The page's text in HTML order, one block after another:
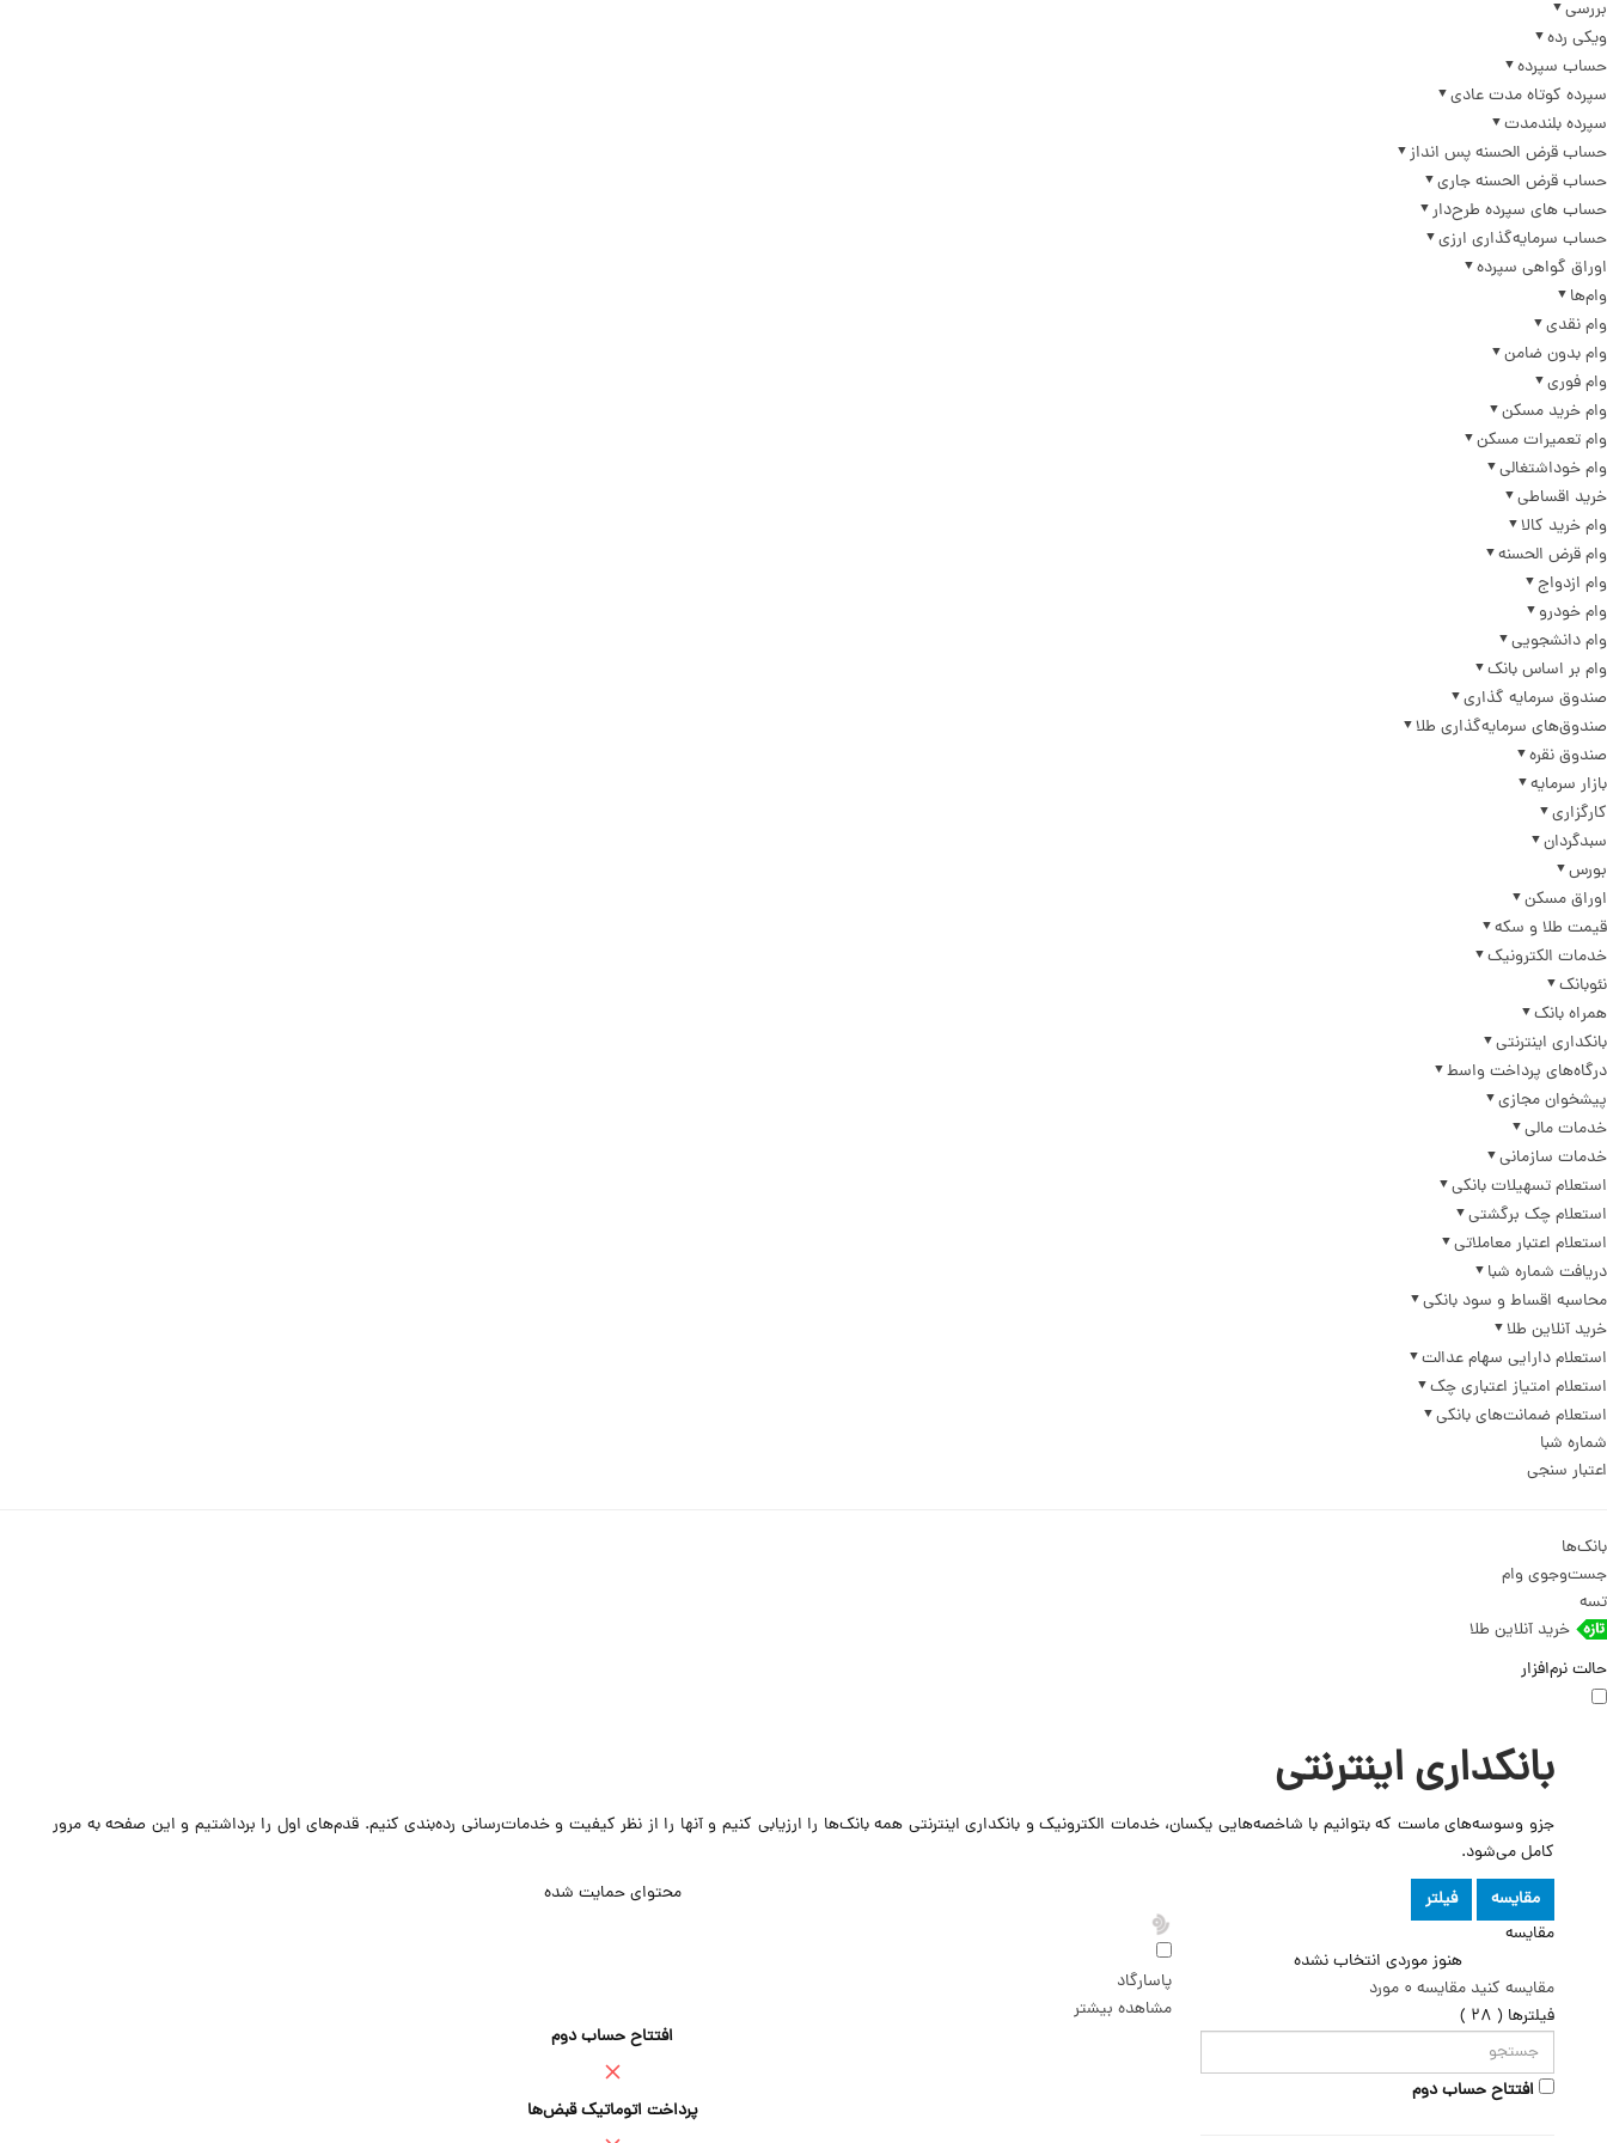
بررسی
ویکی رده
حساب سپرده
سپرده کوتاه مدت عادی
سپرده بلندمدت
حساب قرض الحسنه پس انداز
حساب قرض الحسنه جاری
حساب های سپرده طرح‌دار
حساب سرمایه‌گذاری ارزی
اوراق گواهی سپرده
وام‌ها
وام نقدی
وام بدون ضامن
وام فوری
وام خرید مسکن
وام تعمیرات مسکن
وام خوداشتغالی
خرید اقساطی
وام خرید کالا
وام قرض الحسنه
وام ازدواج
وام خودرو
وام دانشجویی
وام بر اساس بانک
صندوق سرمایه گذاری
صندوق‌های سرمایه‌گذاری طلا
صندوق نقره
بازار سرمایه
کارگزاری
سبدگردان
بورس
اوراق مسکن
قیمت طلا و سکه
خدمات الکترونیک
نئوبانک
همراه بانک
بانکداری اینترنتی
درگاه‌های پرداخت واسط
پیشخوان مجازی
خدمات مالی
خدمات سازمانی
استعلام تسهیلات بانکی
استعلام چک برگشتی
استعلام اعتبار معاملاتی
دریافت شماره شبا
محاسبه اقساط و سود بانکی
خرید آنلاین طلا
استعلام دارایی سهام عدالت
استعلام امتیاز اعتباری چک
استعلام ضمانت‌های بانکی
شماره شبا
اعتبار سنجی
بانک‌ها
جست‌وجوی وام
تسه
خرید آنلاین طلا
حالت نرم‌افزار
بانکداری اینترنتی
جزو وسوسه‌های ماست که بتوانیم با شاخصه‌هایی یکسان، خدمات الکترونیک و بانکداری اینترنتی همه بانک‌ها را ارزیابی کنیم و آنها را از نظر کیفیت و خدمات‌رسانی رده‌بندی کنیم. قدم‌های اول را برداشتیم و این صفحه به مرور
کامل می‌شود.
مقایسه
فیلتر
مقایسه
هنوز موردی انتخاب نشده
مقایسه کنید مقایسه 0 مورد
فیلترها ( 28 )
افتتاح حساب دوم
محتوای حمایت شده
پاسارگاد
مشاهده بیشتر
افتتاح حساب دوم
پرداخت اتوماتیک قبض‌ها